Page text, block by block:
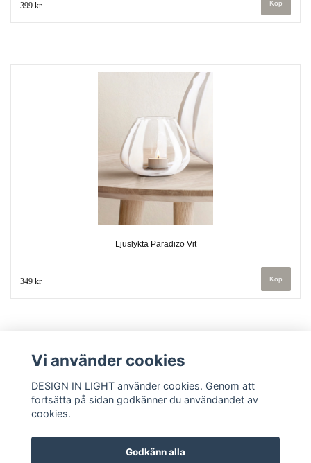
399 kr
Ljuslykta Paradizo Vit
349 kr
Vi använder cookies
DESIGN IN LIGHT använder cookies. Genom att
fortsätta på sidan godkänner du användandet av
cookies.
Godkänn alla